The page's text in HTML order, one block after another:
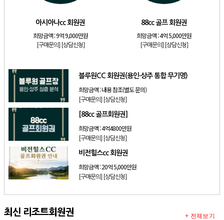
아시아나cc 회원권
88cc 골프 회원권
아시아나cc 회원권
희망금액 :9억 9,000만원
[구매문의] [상담신청]
88cc 골프 회원권
희망금액 :4억 5,000만원
[구매문의] [상담신청]
블루원CC 회원권(용인·상주 통합 무기명)
희망금액 :내용 참조(별도 문의)
[구매문의] [상담신청]
[88cc 골프회원권]
희망금액 :4억4800만원
[구매문의] [상담신청]
비전힐스cc 회원권
희망금액 :20억 5,000만원
[구매문의] [상담신청]
최신 리조트회원권 + 전체보기